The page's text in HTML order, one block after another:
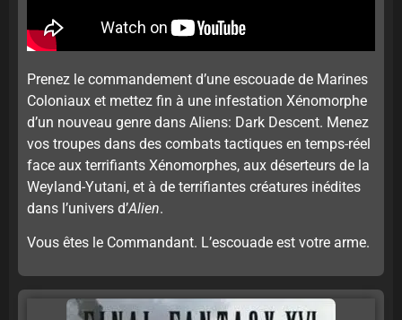
Prenez le commandement d’une escouade de Marines
Coloniaux et mettez fin à une infestation Xénomorphe
d’un nouveau genre dans Aliens: Dark Descent. Menez
vos troupes dans des combats tactiques en temps-réel
face aux terrifiants Xénomorphes, aux déserteurs de la
Weyland-Yutani, et à de terrifiantes créatures inédites
dans l’univers d’Alien.
Vous êtes le Commandant. L’escouade est votre arme.